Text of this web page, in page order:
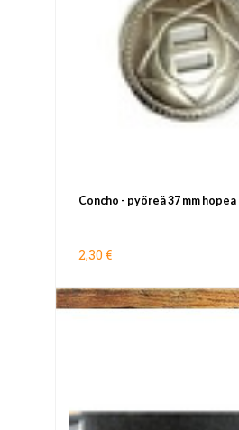
Concho - pyöreä 37 mm hopea
2,30 €